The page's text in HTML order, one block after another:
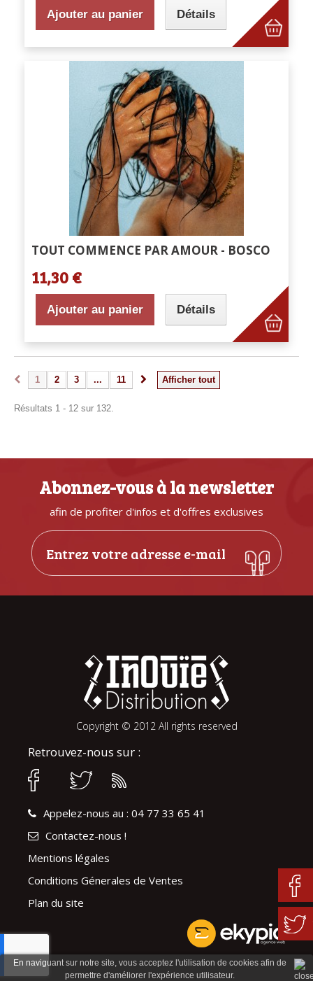
En naviguant sur notre site, vous acceptez l'utilisation de cookies afin de
permettre d'améliorer l'expérience utilisateur.
Ajouter au panier Détails
TOUT COMMENCE PAR AMOUR - BOSCO
11,30 €
Ajouter au panier Détails
Afficher tout
1 2 3 ... 11
Résultats 1 - 12 sur 132.
Abonnez-vous à la newsletter
afin de profiter d'infos et d'offres exclusives
Copyright © 2012 All rights reserved
Retrouvez-nous sur :
Appelez-nous au : 04 77 33 65 41
Contactez-nous !
Mentions légales
Conditions Génerales de Ventes
Plan du site